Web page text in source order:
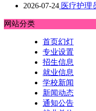
2026-07-24 医疗护理
网站分类
首页幻灯
专业设置
招生信息
就业信息
学校新闻
新闻动态
通知公告